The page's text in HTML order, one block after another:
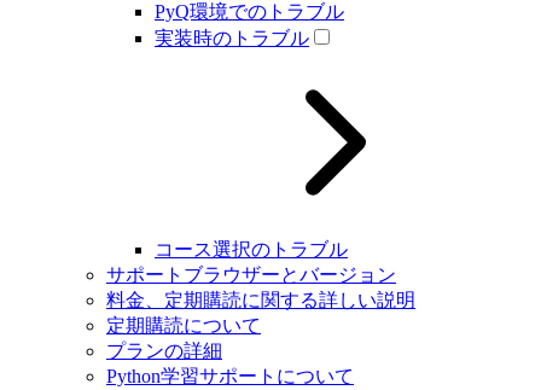
PyQ環境でのトラブル
実装時のトラブル
コース選択のトラブル
サポートブラウザーとバージョン
料金、定期購読に関する詳しい説明
定期購読について
プランの詳細
Python学習サポートについて